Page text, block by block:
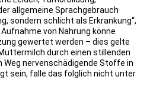
allgemeine Sprachgebrauch
sondern schlicht als Erkrankung“,
von Nahrung könne
gewertet werden – dies gelte
durch einen stillenden
Weg nervenschädigende Stoffe in
sein, falle das folglich nicht unter